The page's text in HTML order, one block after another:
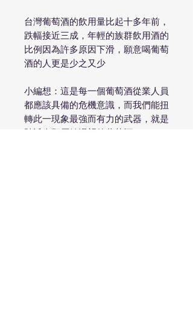
台灣葡萄酒的飲用量比起十多年前，
跌幅接近三成，年輕的族群飲用酒的
比例因為許多原因下滑，願意喝葡萄
酒的人更是少之又少
小編想：這是每一個葡萄酒從業人員
都應該具備的危機意識，而我們能扭
轉此一現象最強而有力的武器，就是
貼近人類原始渴望的葡萄酒